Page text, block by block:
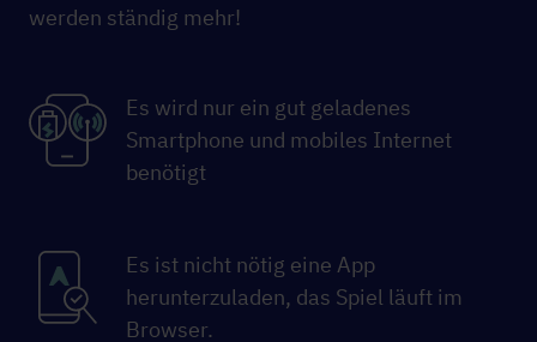
werden ständig mehr!
Es wird nur ein gut geladenes
Smartphone und mobiles Internet
benötigt
Es ist nicht nötig eine App
herunterzuladen, das Spiel läuft im
Browser.